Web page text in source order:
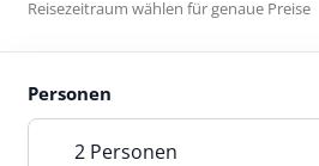
Reisezeitraum wählen für genaue Preise
Personen
2 Personen